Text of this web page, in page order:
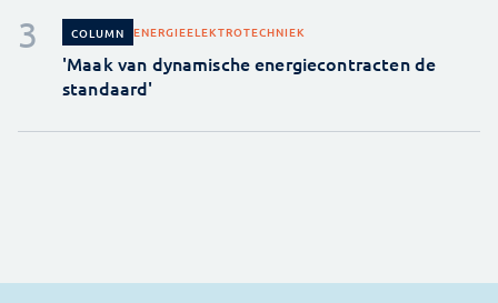
COLUMN ENERGIEELEKTROTECHNIEK
'Maak van dynamische energiecontracten de
standaard'